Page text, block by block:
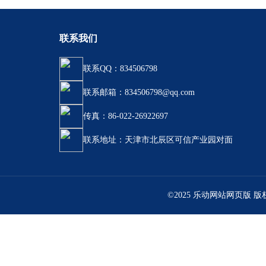
联系我们
联系QQ：834506798
联系邮箱：834506798@qq.com
传真：86-022-26922697
联系地址：天津市北辰区可信产业园对面
©2025 乐动网站网页版 版